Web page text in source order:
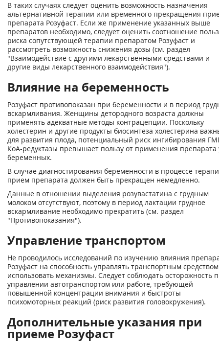
В таких случаях следует оценить возможность назначения
альтернативной терапии или временного прекращения
препарата Розуфаст. Если же применение указанных выше
препаратов необходимо, следует оценить соотношение
риска сопутствующей терапии препаратом Розуфаст и
рассмотреть возможность снижения дозы (см. раздел
"Взаимодействие с другими лекарственными средствами и
другие виды лекарственного взаимодействия").
Влияние на беременность
Розуфаст противопоказан при беременности и в период
вскармливания. Женщины детородного возраста должны
применять адекватные методы контрацепции. Поскольку
холестерин и другие продукты биосинтеза холестерина
для развития плода, потенциальный риск ингибирования
КоА-редуктазы превышает пользу от применения препарата
беременных.
В случае диагностирования беременности в процессе
прием препарата должен быть прекращен немедленно.
Данные в отношении выделения розувастатина с грудным
молоком отсутствуют, поэтому в период лактации грудное
вскармливание необходимо прекратить (см. раздел
"Противопоказания").
Управление транспортом
Не проводилось исследований по изучению влияния
Розуфаст на способность управлять транспортным
использовать механизмы. Следует соблюдать осторожность
управлении автотранспортом или работе, требующей
повышенной концентрации внимания и быстроты
психомоторных реакций (риск развития головокружения).
Дополнительные указания при
приеме Розуфаст